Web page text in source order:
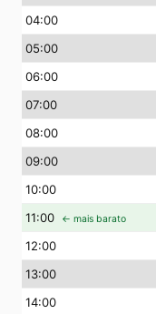
04:00
05:00
06:00
07:00
08:00
09:00
10:00
11:00 ← mais barato
12:00
13:00
14:00